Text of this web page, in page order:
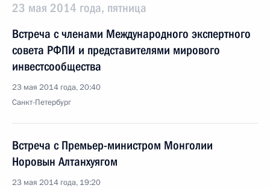
23 мая 2014 года, пятница
Встреча с членами Международного экспертного
совета РФПИ и представителями мирового
инвестсообщества
23 мая 2014 года, 20:40
Санкт-Петербург
Встреча с Премьер-министром Монголии
Норовын Алтанхуягом
23 мая 2014 года, 19:20